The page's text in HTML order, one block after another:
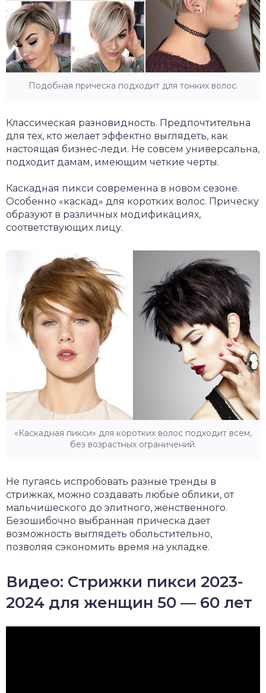
Подобная прическа подходит для тонких волос.
Классическая разновидность. Предпочтительна
для тех, кто желает эффектно выглядеть, как
настоящая бизнес-леди. Не совсем универсальна,
подходит дамам, имеющим четкие черты.
Каскадная пикси современна в новом сезоне.
Особенно «каскад» для коротких волос. Прическу
образуют в различных модификациях,
соответствующих лицу.
«Каскадная пикси» для коротких волос подходит всем,
без возрастных ограничений.
Не пугаясь испробовать разные тренды в
стрижках, можно создавать любые облики, от
мальчишеского до элитного, женственного.
Безошибочно выбранная прическа дает
возможность выглядеть обольстительно,
позволяя сэкономить время на укладке.
Видео: Стрижки пикси 2023-
2024 для женщин 50 — 60 лет